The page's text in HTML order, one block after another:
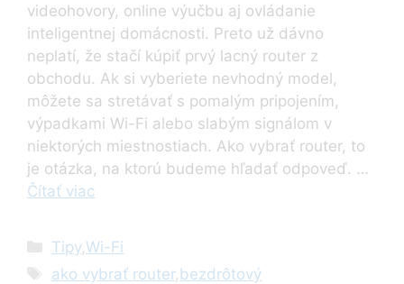
videohovory, online výučbu aj ovládanie
inteligentnej domácnosti. Preto už dávno
neplatí, že stačí kúpiť prvý lacný router z
obchodu. Ak si vyberiete nevhodný model,
môžete sa stretávať s pomalým pripojením,
výpadkami Wi-Fi alebo slabým signálom v
niektorých miestnostiach. Ako vybrať router, to
je otázka, na ktorú budeme hľadať odpoveď. …
Čítať viac
Kategórie
Tipy, Wi-Fi
Značky
ako vybrať router, bezdrôtový